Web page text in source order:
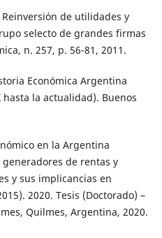
Reinversión de utilidades y
selecto de grandes firmas
n. 257, p. 56-81, 2011.
Económica Argentina
la actualidad). Buenos
en la Argentina
de rentas y
y sus implicancias en
2020. Tesis (Doctorado) –
Quilmes, Argentina, 2020.